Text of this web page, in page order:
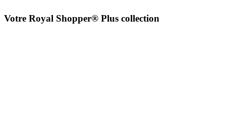
Votre Royal Shopper® Plus collection